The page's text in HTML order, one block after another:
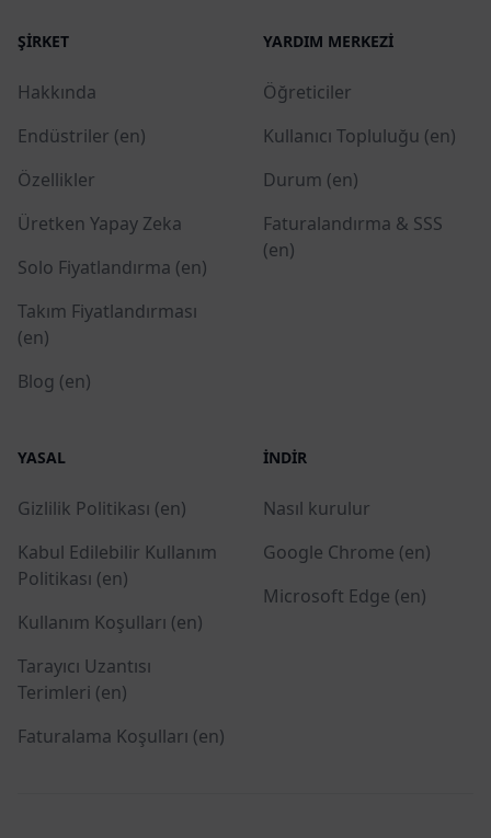
ŞIRKET
Hakkında
Endüstriler (en)
Özellikler
Üretken Yapay Zeka
Solo Fiyatlandırma (en)
Takım Fiyatlandırması
(en)
Blog (en)
YARDIM MERKEZI
Öğreticiler
Kullanıcı Topluluğu (en)
Durum (en)
Faturalandırma & SSS
(en)
YASAL
Gizlilik Politikası (en)
Kabul Edilebilir Kullanım
Politikası (en)
Kullanım Koşulları (en)
Tarayıcı Uzantısı
Terimleri (en)
Faturalama Koşulları (en)
İNDIR
Nasıl kurulur
Google Chrome (en)
Microsoft Edge (en)